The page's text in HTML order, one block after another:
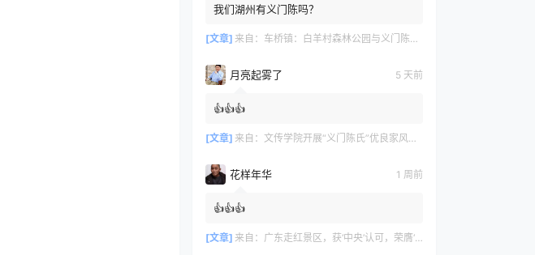
我们湖州有义门陈吗？
[文章] 来自： 车桥镇：白羊村森林公园与义门陈文化产业园共绘文旅新篇章
月亮起雾了 5 天前
👍👍👍
[文章] 来自： 文传学院开展“义门陈氏”优良家风研学活动
花样年华 1 周前
👍👍👍
[文章] 来自： 广东走红景区，获‘中央’认可，荣膺‘广州文化名片